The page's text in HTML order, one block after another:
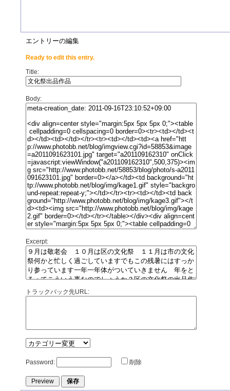
エントリーの編集
Ready to edit this entry.
Title:
Body:
Excerpt:
トラックバック先URL:
Password: 削除